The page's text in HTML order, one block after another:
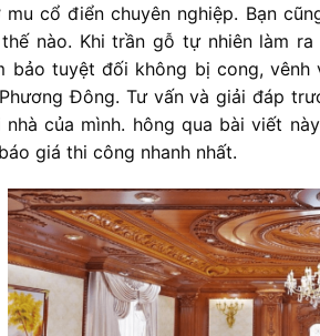
cổ điển chuyên nghiệp. Bạn
nào. Khi trần gỗ tự nhiên làm
bảo tuyệt đối không bị cong,
Đông. Tư vấn và giải đáp
nhà của mình. hông qua bài viết
giá thi công nhanh nhất.